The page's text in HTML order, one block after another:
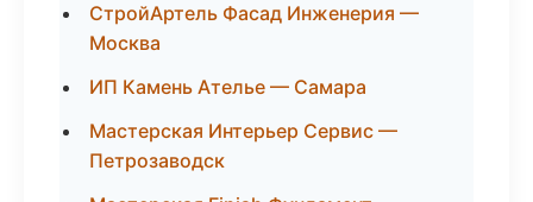
СтройАртель Фасад Инженерия —
Москва
ИП Камень Ателье — Самара
Мастерская Интерьер Сервис —
Петрозаводск